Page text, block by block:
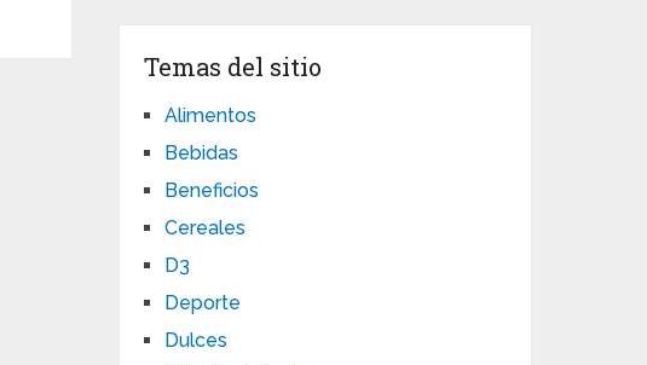
Temas del sitio
Alimentos
Bebidas
Beneficios
Cereales
D3
Deporte
Dulces